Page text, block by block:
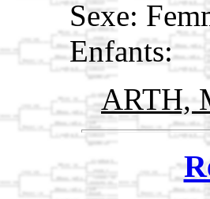
Sexe:
Enfants:
ARTH,